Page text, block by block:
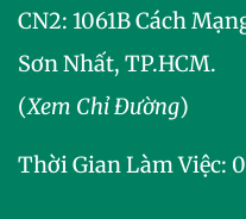
CN2: 1061B Cách
Sơn Nhất, TP.HCM.
(Xem Chỉ Đường)
Thời Gian Làm Việc: